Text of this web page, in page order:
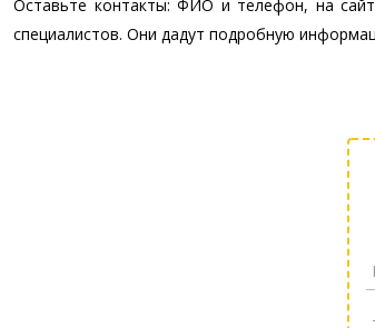
Оставьте контакты: ФИО и телефон, на
специалистов. Они дадут подробную